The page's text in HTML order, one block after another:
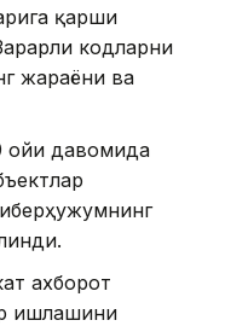
қарши
кодларни
жараёни ва
ойи давомида
ахборот
ишлашини